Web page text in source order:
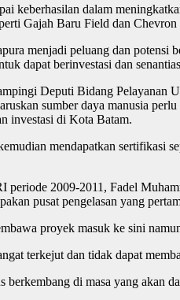
keberhasilan dalam
Gajah Baru Field dan
menjadi peluang dan
dapat berinvestasi dan
Deputi Bidang Pelayanan
sumber daya manusia
investasi di Kota Batam.
mendapatkan sertifikasi
2009-2011, Fadel
pusat pengelasan yang
proyek masuk ke sini
terkejut dan tidak dapat
di masa yang akan